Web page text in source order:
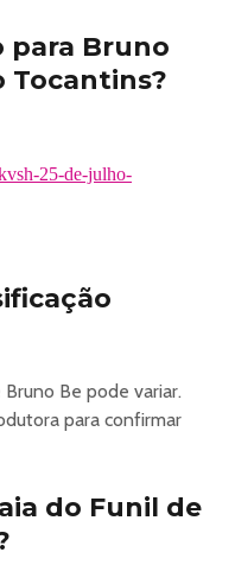
para Bruno
Tocantins?
25-de-julho-
Be pode variar.
para confirmar
do Funil de